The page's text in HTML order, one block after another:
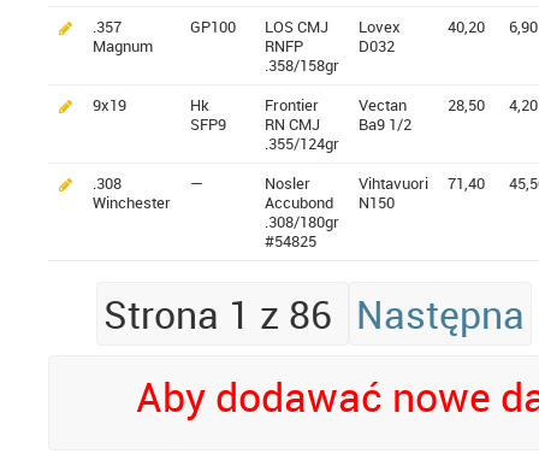
.357
Magnum
GP100
LOS CMJ
RNFP
.358/158gr
Lovex
D032
40,20 6,90
9x19
Hk
SFP9
Frontier
RN CMJ
.355/124gr
Vectan
Ba9 1/2
28,50 4,20
.308
Winchester
—
Nosler
Accubond
.308/180gr
#54825
Vihtavuori
N150
71,40
Strona 1 z 86 Następna
Aby dodawać nowe